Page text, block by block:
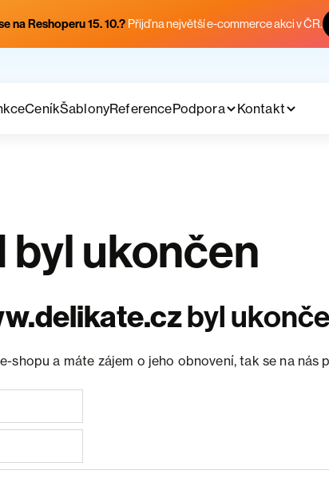
na Reshoperu 15. 10.? Přijď na největší e-commerce akci v ČR.
CeníkŠablonyReferencePodpora Kontakt
byl ukončen
byl
shopu a máte zájem o jeho obnovení, tak se na nás